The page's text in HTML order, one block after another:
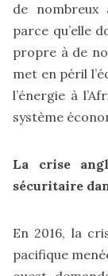
de nombreux
parce qu’elle
propre à de
met en péril
l’énergie à
système
La crise
sécuritaire
En 2016, la
pacifique